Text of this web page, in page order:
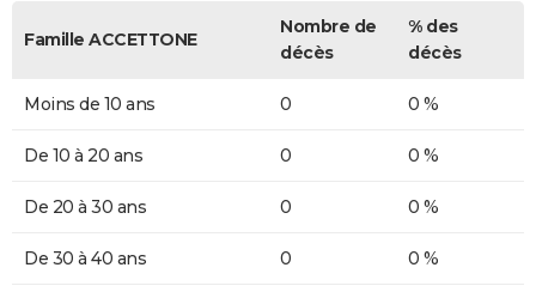
Famille ACCETTONE
Nombre de
décès
% des
décès
Moins de 10 ans 0 0 %
De 10 à 20 ans 0 0 %
De 20 à 30 ans 0 0 %
De 30 à 40 ans 0 0 %